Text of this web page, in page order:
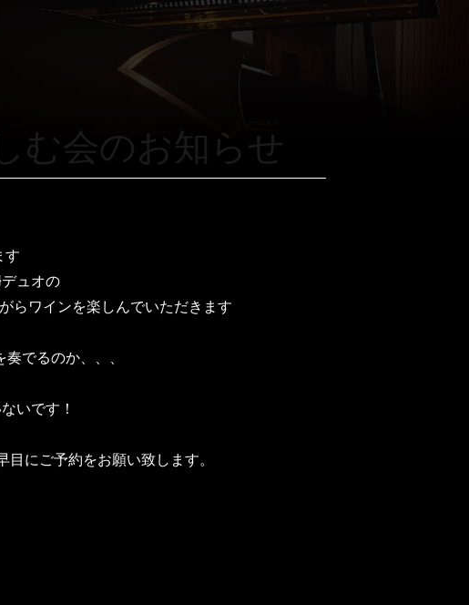
む会のお知らせ
す
ュオの
らワインを楽しんでいただきます
でるのか、、、
いです！
にご予約をお願い致します。